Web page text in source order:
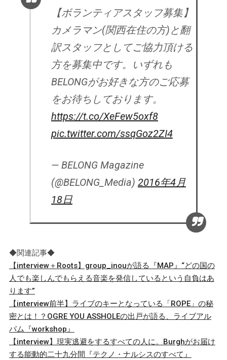
【ボランティアスタッフ募集】
カメラマン(関西在住の方)と翻
訳スタッフとしてご協力頂ける
方を募集中です。いずれも
BELONGがお好きな方のご応募
をお待ちしております。
https://t.co/XeFew5oxf8
pic.twitter.com/ssqGoz2ZI4
— BELONG Magazine
(@BELONG_Media) 2016年4月
18日
◆関連記事◆
【interview＋Roots】group_inouが語る『MAP』“どの国の
人でも楽しんでもらえる音楽を発信しているという自負はあ
ります”
【interview前半】ライブのキーとなっている「ROPE」の秘
密とは！？OGRE YOU ASSHOLEの出戸が語る、ライブアル
バム『workshop』
【interview】現実逃避をするすべての人に。Burghがお届け
する能動的二十九分間『テクノ・ナルシスのすべて』